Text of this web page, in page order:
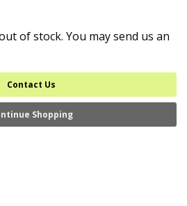
of stock. You may send us an
Contact Us
Shopping